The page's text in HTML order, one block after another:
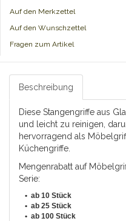
Auf den Merkzettel
Auf den Wunschzettel
Fragen zum Artikel
Beschreibung
Diese Stangengriffe aus
und leicht zu reinigen,
hervorragend als
Küchengriffe.
Mengenrabatt auf
Serie:
• ab 10 Stück
• ab 25 Stück
• ab 100 Stück